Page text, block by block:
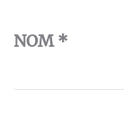
NOM*